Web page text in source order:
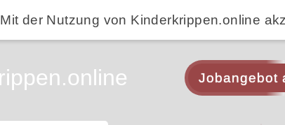
Mit der Nutzung von Kinderkrippen.online
Jobangebot